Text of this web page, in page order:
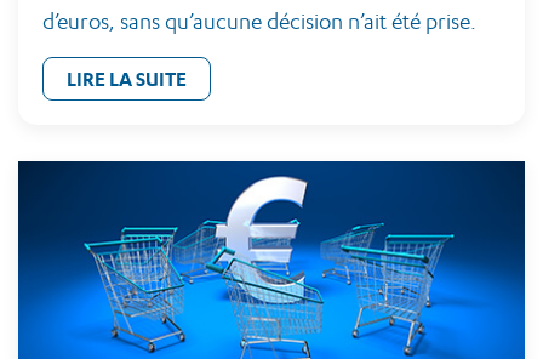
d’euros, sans qu’aucune décision n’ait été prise.
LIRE LA SUITE